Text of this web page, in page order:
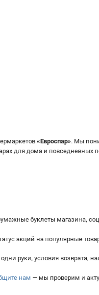
«Евроспар». Мы
для дома и повседневных
буклеты магазина,
акций на популярные
руки, условия возврата,
нам — мы проверим и